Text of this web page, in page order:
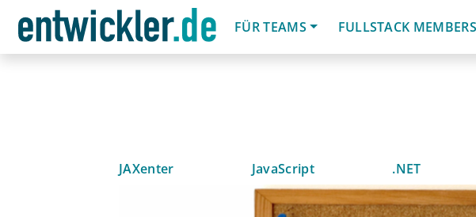
FÜR TEAMS
FULLSTACK
JAXenter JavaScript .NET